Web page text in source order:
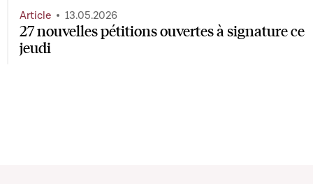
27 nouvelles pétitions ouvertes à signature ce
jeudi
Article 13.05.2026